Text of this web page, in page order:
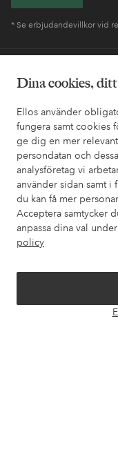
Dina cookies,
Ellos använder
fungera samt cookies
ge dig en mer
persondatan och
analysföretag vi
använder sidan samt i
du kan få mer
Acceptera samtycker
anpassa dina val
policy
* Se erbjudandevillkor vid
också information om
Kundservice
Mina sidor
Om Ellos